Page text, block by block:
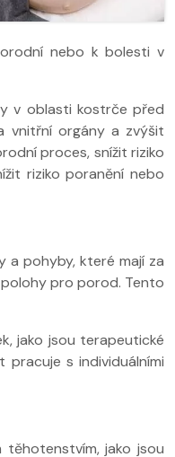
nebo k bolesti v
v oblasti kostrče před
vnitřní orgány a zvýšit
proces, snížit riziko
riziko poranění nebo
a pohyby, které mají za
pro porod. Tento
jako jsou terapeutické
s individuálními
jako jsou